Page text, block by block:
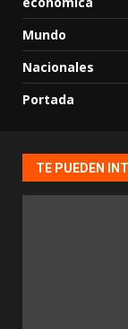
Mundo
Nacionales
Portada
TE PUEDEN